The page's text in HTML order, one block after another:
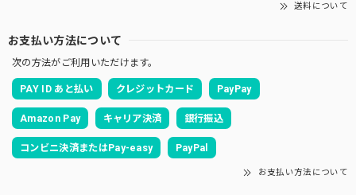
送料について
お支払い方法について
次の方法がご利用いただけます。
PAY ID あと払い クレジットカード PayPay
Amazon Pay キャリア決済 銀行振込
コンビニ決済またはPay-easy PayPal
お支払い方法について